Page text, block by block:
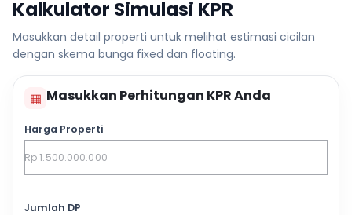
Kalkulator Simulasi KPR
Masukkan detail properti untuk melihat estimasi cicilan
dengan skema bunga fixed dan floating.
▦ Masukkan Perhitungan KPR Anda
Harga Properti
Jumlah DP